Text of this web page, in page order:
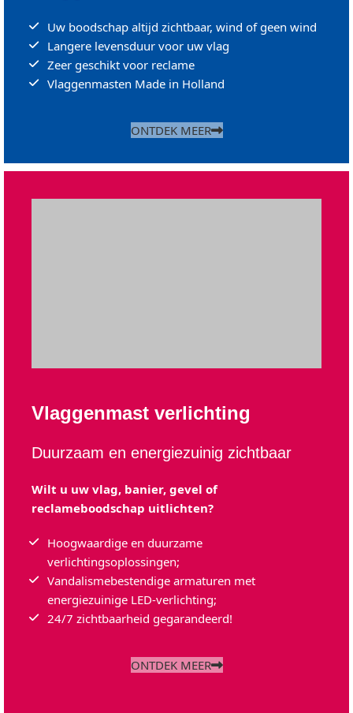
Uw boodschap altijd zichtbaar, wind of geen wind
Langere levensduur voor uw vlag
Zeer geschikt voor reclame
Vlaggenmasten Made in Holland
ONTDEK MEER
Vlaggenmast verlichting
Duurzaam en energiezuinig zichtbaar
Wilt u uw vlag, banier, gevel of
reclameboodschap uitlichten?
Hoogwaardige en duurzame
verlichtingsoplossingen;
Vandalismebestendige armaturen met
energiezuinige LED-verlichting;
24/7 zichtbaarheid gegarandeerd!
ONTDEK MEER